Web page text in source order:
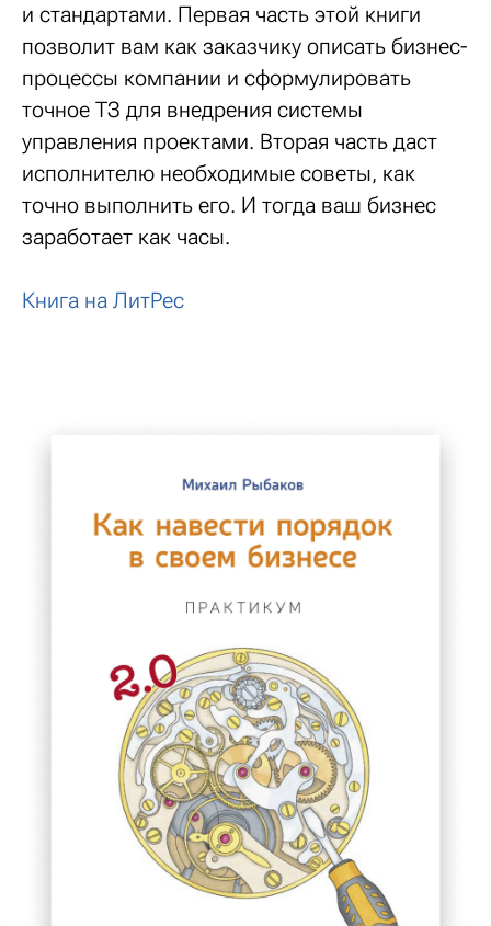
и стандартами. Первая часть этой книги
позволит вам как заказчику описать бизнес-
процессы компании и сформулировать
точное ТЗ для внедрения системы
управления проектами. Вторая часть даст
исполнителю необходимые советы, как
точно выполнить его. И тогда ваш бизнес
заработает как часы.
Книга на ЛитРес